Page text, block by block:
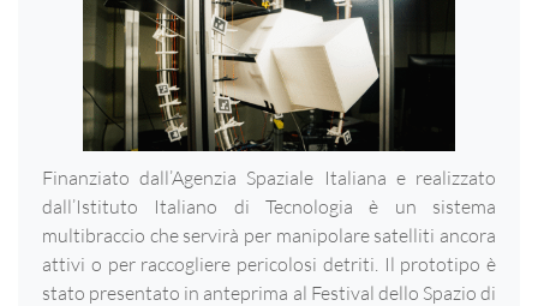
Finanziato dall’Agenzia Spaziale Italiana e realizzato
dall’Istituto Italiano di Tecnologia è un sistema
multibraccio che servirà per manipolare satelliti ancora
attivi o per raccogliere pericolosi detriti. Il prototipo è
stato presentato in anteprima al Festival dello Spazio di